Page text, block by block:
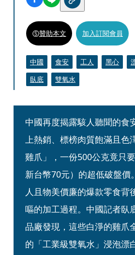
贊助本文 加入訂閱會員
中國 食安 工人 黑心
臥底
雙氧水
中國再度揭露駭人聽聞的食
上熱銷、標榜肉質飽滿且色
雞爪」，一份500公克竟只
新台幣70元）的超低破盤價
人且物美價廉的爆款零食背
嘔的加工過程。中國記者臥
品廠發現，這些白淨的雞爪
的「工業級雙氧水」浸泡漂